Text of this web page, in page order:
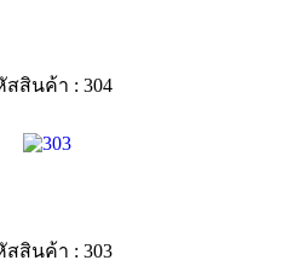
สสินค้า : 304
สสินค้า : 303